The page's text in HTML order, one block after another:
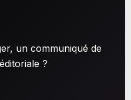
un communiqué de
?